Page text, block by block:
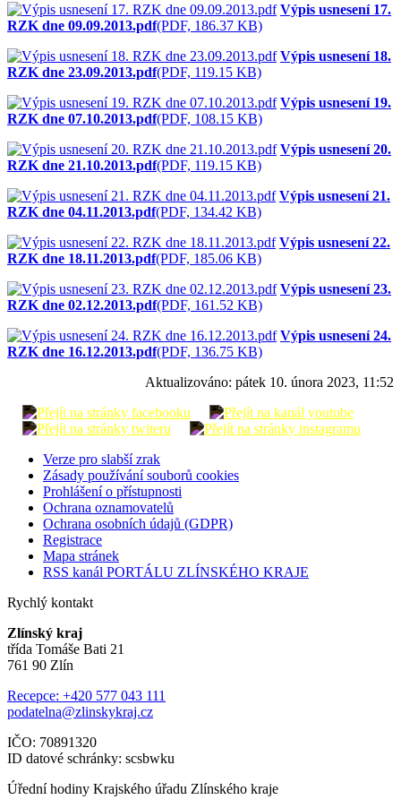
Výpis usnesení 17.
RZK dne 09.09.2013.pdf(PDF, 186.37 KB)
Výpis usnesení 18.
RZK dne 23.09.2013.pdf(PDF, 119.15 KB)
Výpis usnesení 19.
RZK dne 07.10.2013.pdf(PDF, 108.15 KB)
Výpis usnesení 20.
RZK dne 21.10.2013.pdf(PDF, 119.15 KB)
Výpis usnesení 21.
RZK dne 04.11.2013.pdf(PDF, 134.42 KB)
Výpis usnesení 22.
RZK dne 18.11.2013.pdf(PDF, 185.06 KB)
Výpis usnesení 23.
RZK dne 02.12.2013.pdf(PDF, 161.52 KB)
Výpis usnesení 24.
RZK dne 16.12.2013.pdf(PDF, 136.75 KB)
Aktualizováno: pátek 10. února 2023, 11:52
Verze pro slabší zrak
Zásady používání souborů cookies
Prohlášení o přístupnosti
Ochrana oznamovatelů
Ochrana osobních údajů (GDPR)
Registrace
Mapa stránek
RSS kanál PORTÁLU ZLÍNSKÉHO KRAJE
Rychlý kontakt
Zlínský kraj
třída Tomáše Bati 21
761 90 Zlín
Recepce: +420 577 043 111
podatelna@zlinskykraj.cz
IČO: 70891320
ID datové schránky: scsbwku
Úřední hodiny Krajského úřadu Zlínského kraje